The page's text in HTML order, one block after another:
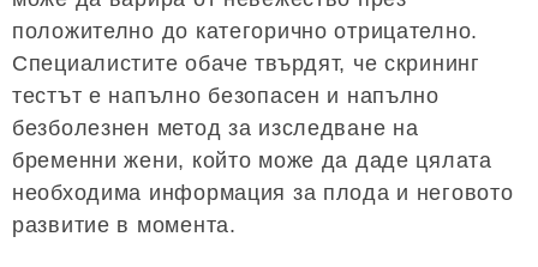
положително до категорично отрицателно.
Специалистите обаче твърдят, че скрининг
тестът е напълно безопасен и напълно
безболезнен метод за изследване на
бременни жени, който може да даде цялата
необходима информация за плода и неговото
развитие в момента.